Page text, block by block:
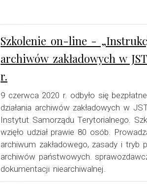
Szkolenie on-line -
archiwów zakładowych w
r.
9 czerwca 2020 r. odbyło się
działania archiwów zakładowych w
Instytut Samorządu Terytorialnego.
wzięło udział prawie 80 osób.
archiwum zakładowego, zasady i tryb
archiwów państwowych.
dokumentacji niearchiwalnej.